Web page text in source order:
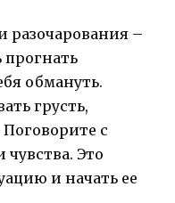
разочарования –
прогнать
обмануть.
грусть,
Поговорите с
Это
и начать ее